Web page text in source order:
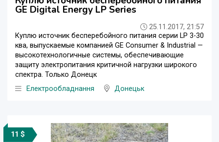
GE Digital Energy LP Series
25.11.2017, 21:57
Куплю источник бесперебойного питания серии LP 3-30
ква, выпускаемые компанией GE Consumer & Industrial —
высокотехнологичные системы, обеспечивающие
защиту электропитания критичной нагрузки широкого
спектра. Только Донецк
Електрообладнання
Донецьк
11 $